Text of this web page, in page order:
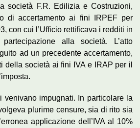
società F.R. Edilizia e Costruzioni,
di accertamento ai fini IRPEF per
con cui l’Ufficio rettificava i redditi in
alla società. L’atto
ad un precedente accertamento,
della società ai fini IVA e IRAP per il
venivano impugnati. In particolare la
plurime censure, sia di rito sia
applicazione dell’IVA al 10%